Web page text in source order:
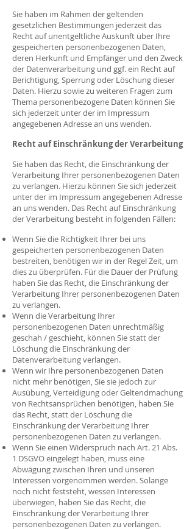
Sie haben im Rahmen der geltenden
gesetzlichen Bestimmungen jederzeit das
Recht auf unentgeltliche Auskunft über Ihre
gespeicherten personenbezogenen Daten,
deren Herkunft und Empfänger und den Zweck
der Datenverarbeitung und ggf. ein Recht auf
Berichtigung, Sperrung oder Löschung dieser
Daten. Hierzu sowie zu weiteren Fragen zum
Thema personenbezogene Daten können Sie
sich jederzeit unter der im Impressum
angegebenen Adresse an uns wenden.
Recht auf Einschränkung der Verarbeitung
Sie haben das Recht, die Einschränkung der
Verarbeitung Ihrer personenbezogenen Daten
zu verlangen. Hierzu können Sie sich jederzeit
unter der im Impressum angegebenen Adresse
an uns wenden. Das Recht auf Einschränkung
der Verarbeitung besteht in folgenden Fällen:
Wenn Sie die Richtigkeit Ihrer bei uns
gespeicherten personenbezogenen Daten
bestreiten, benötigen wir in der Regel Zeit, um
dies zu überprüfen. Für die Dauer der Prüfung
haben Sie das Recht, die Einschränkung der
Verarbeitung Ihrer personenbezogenen Daten
zu verlangen.
Wenn die Verarbeitung Ihrer
personenbezogenen Daten unrechtmäßig
geschah / geschieht, können Sie statt der
Löschung die Einschränkung der
Datenverarbeitung verlangen.
Wenn wir Ihre personenbezogenen Daten
nicht mehr benötigen, Sie sie jedoch zur
Ausübung, Verteidigung oder Geltendmachung
von Rechtsansprüchen benötigen, haben Sie
das Recht, statt der Löschung die
Einschränkung der Verarbeitung Ihrer
personenbezogenen Daten zu verlangen.
Wenn Sie einen Widerspruch nach Art. 21 Abs.
1 DSGVO eingelegt haben, muss eine
Abwägung zwischen Ihren und unseren
Interessen vorgenommen werden. Solange
noch nicht feststeht, wessen Interessen
überwiegen, haben Sie das Recht, die
Einschränkung der Verarbeitung Ihrer
personenbezogenen Daten zu verlangen.